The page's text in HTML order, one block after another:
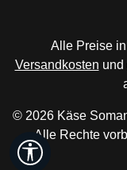
Alle Preise
Versandkosten und
© 2026 Käse
Alle Rechte